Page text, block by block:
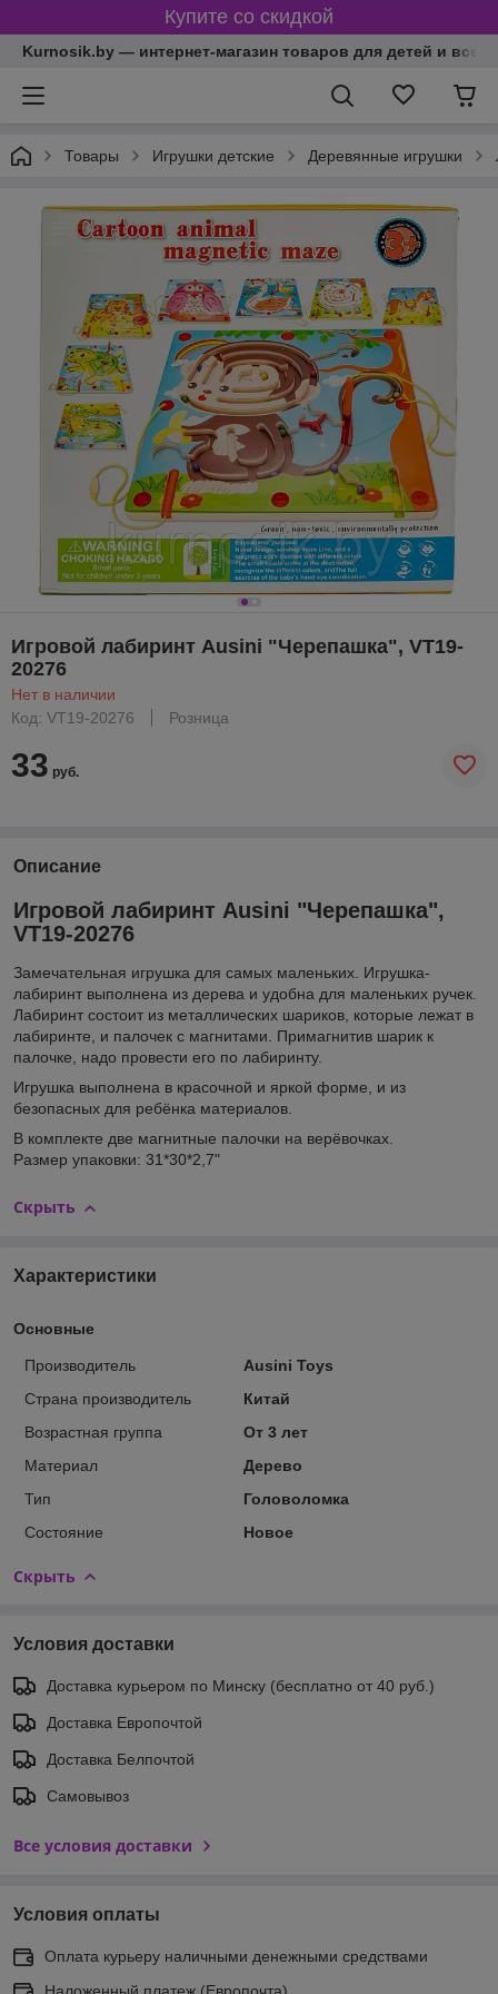
Купите со скидкой
Kurnosik.by — интернет-магазин товаров для детей и всей
Товары Игрушки детские Деревянные игрушки
Игровой лабиринт Ausini "Черепашка", VT19-
20276
Нет в наличии
Код: VT19-20276
Розница
33 руб.
Описание
Игровой лабиринт Ausini "Черепашка",
VT19-20276
Замечательная игрушка для самых маленьких. Игрушка-
лабиринт выполнена из дерева и удобна для маленьких ручек.
Лабиринт состоит из металлических шариков, которые лежат в
лабиринте, и палочек с магнитами. Примагнитив шарик к
палочке, надо провести его по лабиринту.
Игрушка выполнена в красочной и яркой форме, и из
безопасных для ребёнка материалов.
В комплекте две магнитные палочки на верёвочках.
Размер упаковки: 31*30*2,7"
Скрыть
Характеристики
Основные
Производитель
Ausini Toys
Страна производитель
Китай
Возрастная группа
От 3 лет
Материал
Дерево
Тип
Головоломка
Состояние
Новое
Скрыть
Условия доставки
Доставка курьером по Минску (бесплатно от 40 руб.)
Доставка Европочтой
Доставка Белпочтой
Самовывоз
Все условия доставки
Условия оплаты
Оплата курьеру наличными денежными средствами
Наложенный платеж (Европочта)